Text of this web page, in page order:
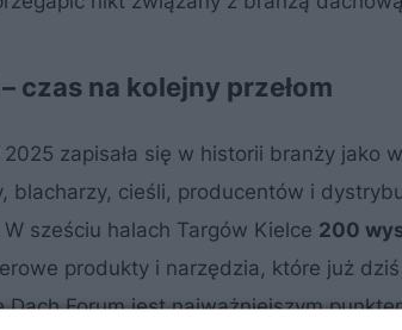
czas na kolejny przełom
zapisała się w historii branży jako
blacharzy, cieśli, producentów i
sześciu halach Targów Kielce 200
produkty i narzędzia, które już
Dach Forum jest najważniejszym